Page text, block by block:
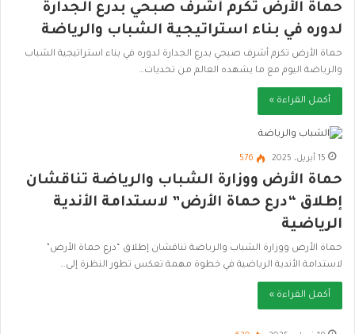
حماة الأرض تكرم أشرف صبحي بدرع الجدارة
لدوره في بناء استراتيجية الشباب والرياضة
حماة الأرض تكرم أشرف صبحي بدرع الجدارة لدوره في بناء استراتيجية الشباب
والرياضة اليوم مع ما يشهده العالم من تحديات…
أكمل القراءة »
15 أبريل، 2025 576
حماة الأرض ووزارة الشباب والرياضة تناقشان
إطلاق “درع حماة الأرض” لاستدامة الأندية
الرياضية
حماة الأرض ووزارة الشباب والرياضة تناقشان إطلاق “درع حماة الأرض”
لاستدامة الأندية الرياضية في خطوة مهمة تعكس تطور النظرة إلى…
أكمل القراءة »